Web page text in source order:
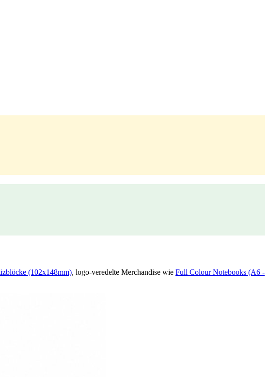
(102x148mm), logo-veredelte Merchandise wie Full Colour Notebooks (A6 -